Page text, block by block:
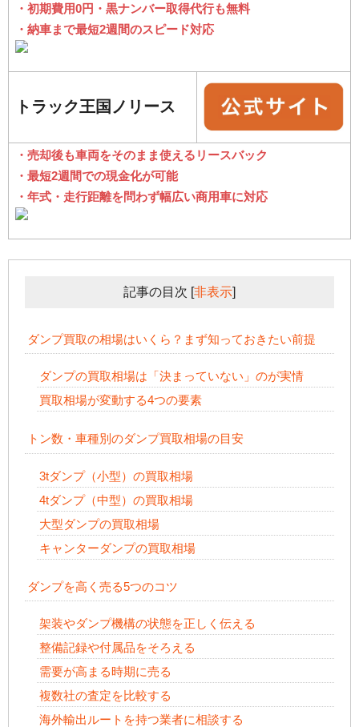
・初期費用0円・黒ナンバー取得代行も無料
・納車まで最短2週間のスピード対応
トラック王国ノリース
・売却後も車両をそのまま使えるリースバック
・最短2週間での現金化が可能
・年式・走行距離を問わず幅広い商用車に対応
記事の目次 [非表示]
ダンプ買取の相場はいくら？まず知っておきたい前提
ダンプの買取相場は「決まっていない」のが実情
買取相場が変動する4つの要素
トン数・車種別のダンプ買取相場の目安
3tダンプ（小型）の買取相場
4tダンプ（中型）の買取相場
大型ダンプの買取相場
キャンターダンプの買取相場
ダンプを高く売る5つのコツ
架装やダンプ機構の状態を正しく伝える
整備記録や付属品をそろえる
需要が高まる時期に売る
複数社の査定を比較する
海外輸出ルートを持つ業者に相談する